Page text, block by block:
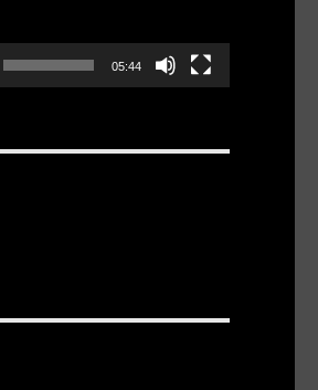
05:44